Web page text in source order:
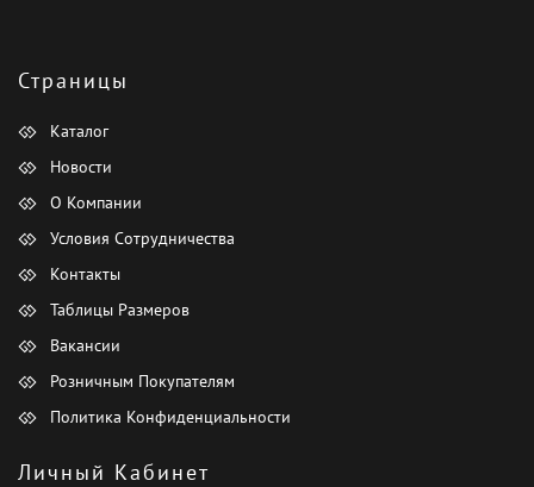
Страницы
Каталог
Новости
О Компании
Условия Сотрудничества
Контакты
Таблицы Размеров
Вакансии
Розничным Покупателям
Политика Конфиденциальности
Личный Кабинет